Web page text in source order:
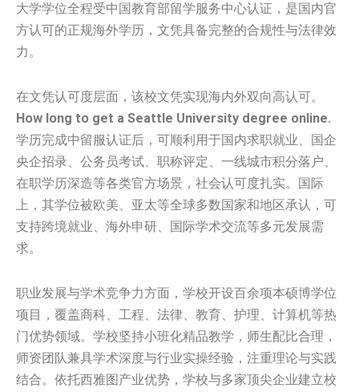
大学学位全程受中国教育部留学服务中心认证，是国内官
方认可的正规海外学历，文凭具备完整的合规性与法律效
力。
在文凭认可度层面，该校文凭实现海内外双向高认可。
How long to get a Seattle University degree online.
学历完成中留服认证后，可顺利用于国内求职就业、国企
央企招录、公务员考试、职称评定、一线城市积分落户、
在职学历深造等各类官方场景，社会认可度扎实。国际
上，其学位被欧美、亚太等全球多数国家和地区承认，可
支持跨境就业、海外申研、国际学术交流等多元发展需
求。
职业发展与学术竞争力方面，学校开设百余项本硕博学位
项目，覆盖商科、工程、法律、教育、护理、计算机等热
门优势领域。学校坚持小班化精品教学，师生配比合理，
师资团队兼具学术深度与行业实操经验，注重理论与实践
结合。依托西雅图产业优势，学校与多家顶尖企业建立校